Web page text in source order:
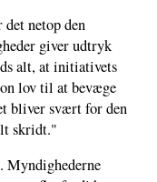
netop den
giver udtryk
alt, at initiativets
lov til at bevæge
bliver svært for den
skridt."
Myndighederne